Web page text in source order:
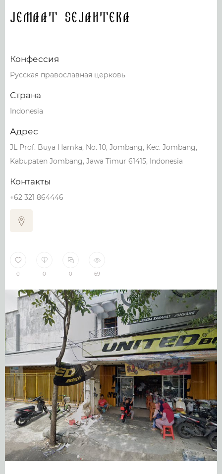
Jemaat Sejahtera
Конфессия
Русская православная церковь
Страна
Indonesia
Адрес
JL Prof. Buya Hamka, No. 10, Jombang, Kec. Jombang,
Kabupaten Jombang, Jawa Timur 61415, Indonesia
Контакты
+62 321 864446
0 0 0 69